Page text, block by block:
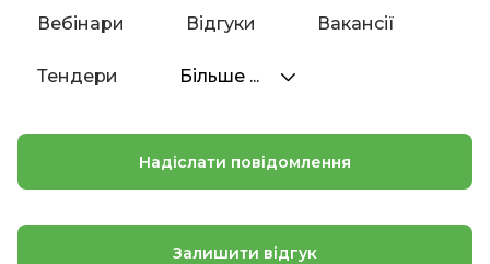
Вебінари Відгуки Вакансії
Тендери Більше ...
Надіслати повідомлення
Залишити відгук